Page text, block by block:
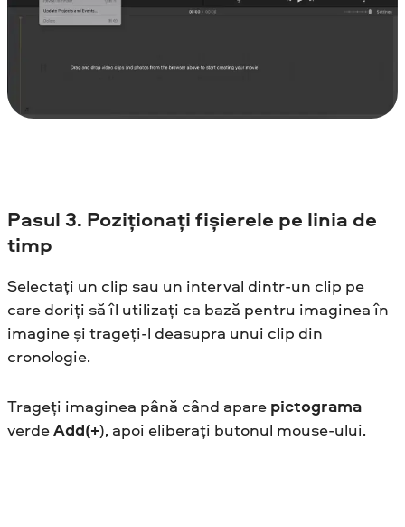
Pasul 3. Poziționați fișierele pe linia de
timp
Selectați un clip sau un interval dintr-un clip pe
care doriți să îl utilizați ca bază pentru imaginea în
imagine și trageți-l deasupra unui clip din
cronologie.
Trageți imaginea până când apare pictograma
verdeAdd(+), apoi eliberați butonul mouse-ului.